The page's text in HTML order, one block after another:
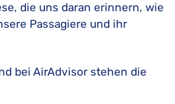
die uns daran erinnern, wie
Passagiere und ihr
bei AirAdvisor stehen die